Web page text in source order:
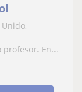
profesor. En...